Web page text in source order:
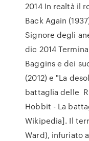
2014 In realtà il
Back Again
Signore degli
dic 2014
Baggins e dei
(2012) e "La
battaglia delle
Hobbit - La
Wikipedia]. Il
Ward), infuriato